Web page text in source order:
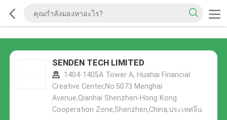
SENDEN TECH LIMITED
1404-1405A Tower A, Huahai Financial
Creative Center,No.5073 Menghai
Avenue,Qianhai Shenzhen-Hong Kong
Cooperation Zone,Shenzhen,China,ประเทศจีน